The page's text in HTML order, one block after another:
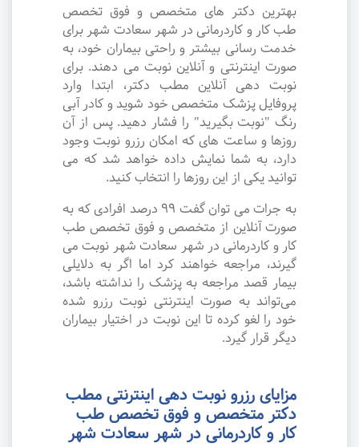
بهترین دکتر های متخصص و فوق تخصص
طب کار و کاردرمانی در شهر سعادت شهر برای
خدمت رسانی بیشتر و راحتی بیماران خود، به
صورت اینترنتی و آنلاین نوبت می دهند. برای
نوبت دهی آنلاین مطب دکتر، ابتدا وارد
پروفایل پزشک متخصص خود شوید و کادر آبی
رنگ "نوبت بگیرید" را فشار دهید. پس از آن
روزها و ساعت های که امکان رزرو نوبت وجود
دارد، به شما نمایش داده خواهد شد که می
توانید یکی از این روزها را انتخاب کنید.
به جرات می‌ توان گفت ۹۹ درصد افرادی که به
صورت آنلاین از متخصص و فوق تخصص طب
کار و کاردرمانی در شهر سعادت شهر نوبت می
گیرند، مراجعه خواهند کرد اما اگر به دلایلی
بیمار قصد مراجعه به پزشک را نداشته باشد،
می‌تواند به صورت اینترنتی نوبت رزرو شده
خود را لغو کرده تا این نوبت در اختیار بیماران
دیگر قرار گیرد.
مزایای رزرو نوبت دهی اینترنتی مطب
دکتر متخصص و فوق تخصص طب
کار و کاردرمانی در شهر سعادت شهر